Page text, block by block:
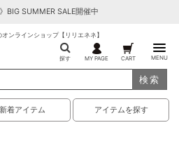
BIG SUMMER SALE開催中
ンラインショップ【リリエネネ】
探す MY PAGE CART MENU
検索
新着アイテム アイテムを探す